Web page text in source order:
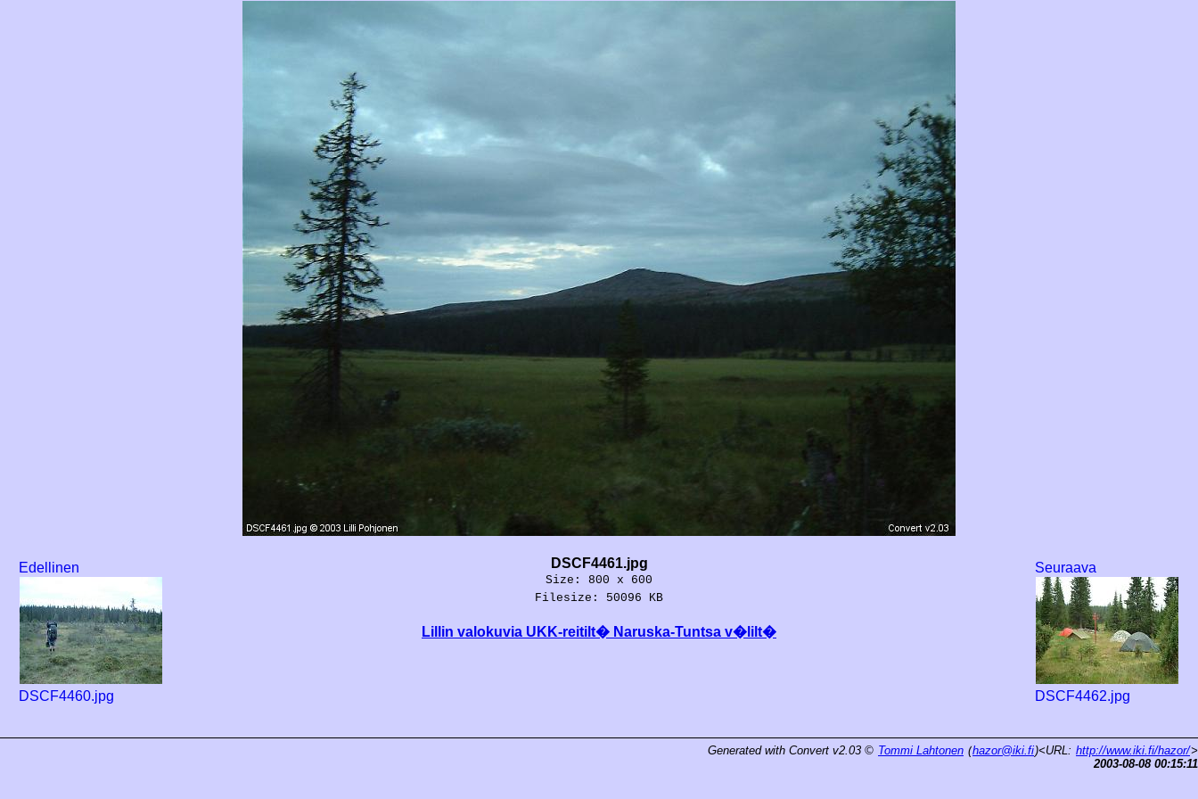
Edellinen
DSCF4460.jpg
Seuraava
DSCF4462.jpg
DSCF4461.jpg
Size: 800 x 600
Filesize: 50096 KB
Lillin valokuvia UKK-reitilt� Naruska-Tuntsa v�lilt�
Generated with Convert v2.03 © Tommi Lahtonen (hazor@iki.fi)<URL: http://www.iki.fi/hazor/>
2003-08-08 00:15:11